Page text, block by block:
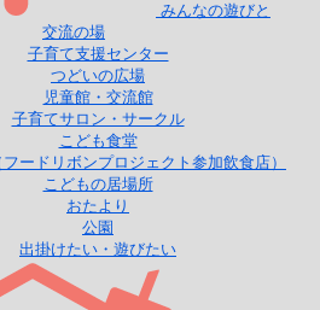
みんなの遊びと
交流の場
子育て支援センター
つどいの広場
児童館・交流館
子育てサロン・サークル
こども食堂
ードリボンプロジェクト参加飲食店）
こどもの居場所
おたより
公園
出掛けたい・遊びたい